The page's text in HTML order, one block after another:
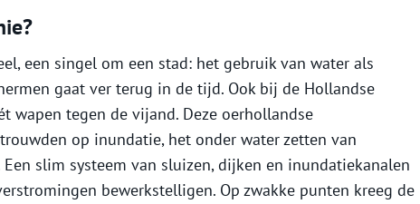
een singel om een stad: het gebruik van water als
gaat ver terug in de tijd. Ook bij de Hollandse
wapen tegen de vijand. Deze oerhollandse
op inundatie, het onder water zetten van
slim systeem van sluizen, dijken en inundatiekanalen
bewerkstelligen. Op zwakke punten kreeg de